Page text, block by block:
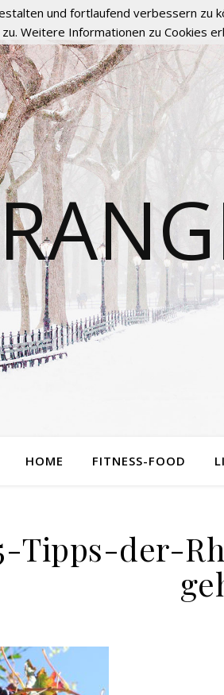
HOME FITNESS-FOOD
Tipps-der-
und fortlaufend verbessern
Weitere Informationen zu Cookies